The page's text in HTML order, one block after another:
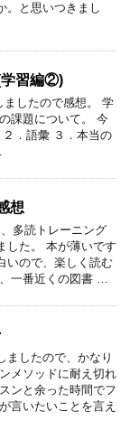
。と思いつきまし
学習編②)
したので感想。 学
課題について。 今
．語彙 ３．本当の
想
多読トレーニング
した。 本が薄いです
いので、楽しく読む
一番近くの図書 …
ましたので、かなり
メソッドに耐え切れ
ンと余った時間でフ
言いたいことを言え